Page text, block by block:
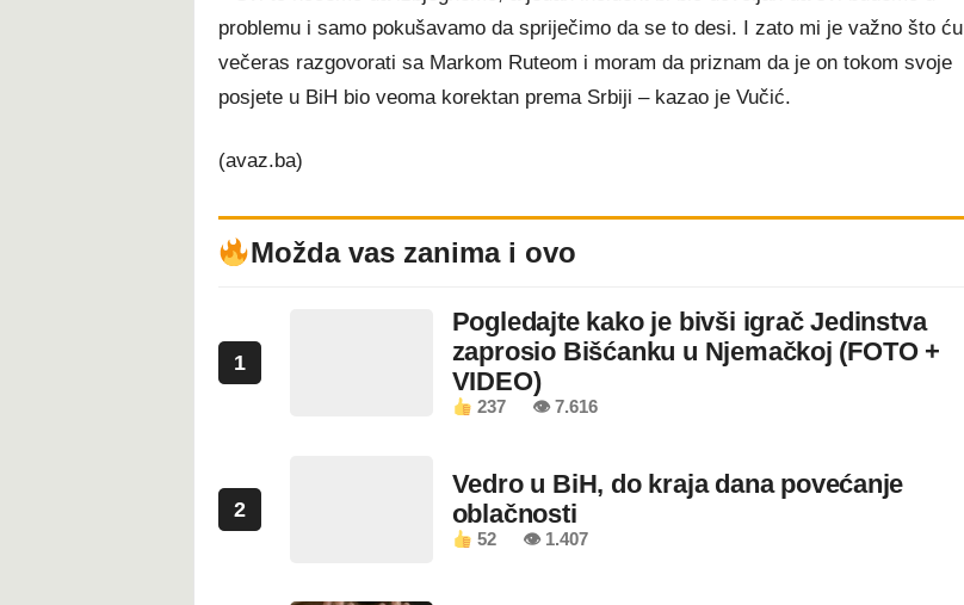
problemu i samo pokušavamo da spriječimo da se to desi. I zato mi je važno što ću
večeras razgovorati sa Markom Ruteom i moram da priznam da je on tokom svoje
posjete u BiH bio veoma korektan prema Srbiji – kazao je Vučić.
(avaz.ba)
Možda vas zanima i ovo
1
Pogledajte kako je bivši igrač Jedinstva
zaprosio Bišćanku u Njemačkoj (FOTO +
VIDEO)
237 👁 7.616
2
Vedro u BiH, do kraja dana povećanje
oblačnosti
52 👁 1.407